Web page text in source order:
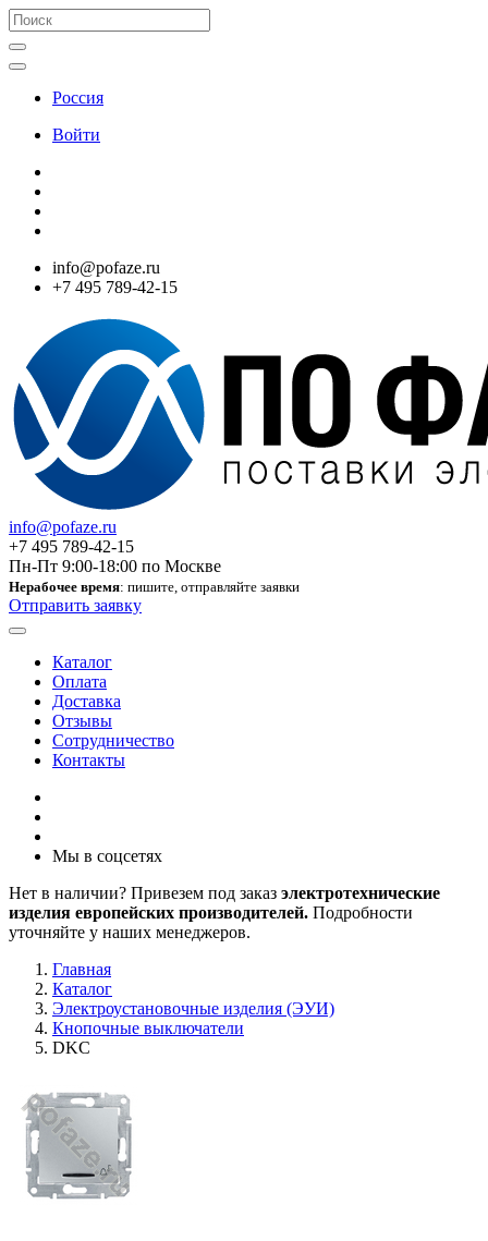
Россия
Войти
info@pofaze.ru
+7 495 789-42-15
info@pofaze.ru
+7 495 789-42-15
Пн-Пт 9:00-18:00 по Москве
Нерабочее время: пишите, отправляйте заявки
Отправить заявку
Каталог
Оплата
Доставка
Отзывы
Сотрудничество
Контакты
Мы в соцсетях
Нет в наличии? Привезем под заказ электротехнические
изделия европейских производителей. Подробности
уточняйте у наших менеджеров.
Главная
Каталог
Электроустановочные изделия (ЭУИ)
Кнопочные выключатели
DKC